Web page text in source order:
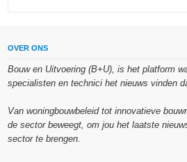
OVER ONS
Bouw en Uitvoering (B+U), is het platform
specialisten en technici het nieuws vinden
Van woningbouwbeleid tot innovatieve
de sector beweegt, om jou het laatste
sector te brengen.